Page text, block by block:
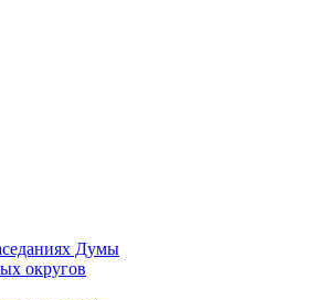
Думы
округов